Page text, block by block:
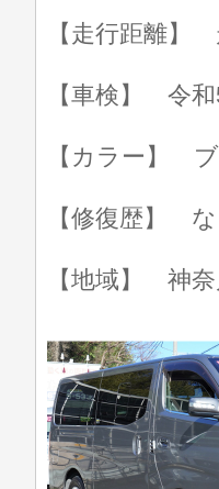
【走行距離】
【車検】 令和
【カラー】
【修復歴】 な
【地域】 神